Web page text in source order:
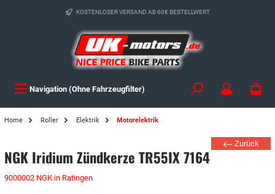
KOSTENLOSER VERSAND AB 60€ BESTELLWERT
Navigation (Ohne Fahrzeugfilter)
Home Roller Elektrik Motorelektrik
Zurück
NGK Iridium Zündkerze TR55IX 7164
9000002 NGK in Ratingen